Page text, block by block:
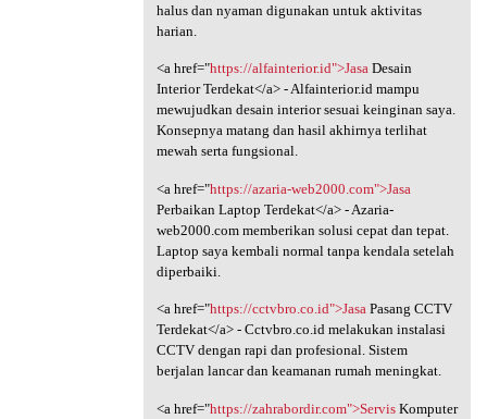
halus dan nyaman digunakan untuk aktivitas
harian.
<a href="https://alfainterior.id">JasaDesain
Interior Terdekat</a> - Alfainterior.id mampu
mewujudkan desain interior sesuai keinginan saya.
Konsepnya matang dan hasil akhirnya terlihat
mewah serta fungsional.
<a href="https://azaria-web2000.com">Jasa
Perbaikan Laptop Terdekat</a> - Azaria-
web2000.com memberikan solusi cepat dan tepat.
Laptop saya kembali normal tanpa kendala setelah
diperbaiki.
<a href="https://cctvbro.co.id">JasaPasang CCTV
Terdekat</a> - Cctvbro.co.id melakukan instalasi
CCTV dengan rapi dan profesional. Sistem
berjalan lancar dan keamanan rumah meningkat.
<a href="https://zahrabordir.com">ServisKomputer